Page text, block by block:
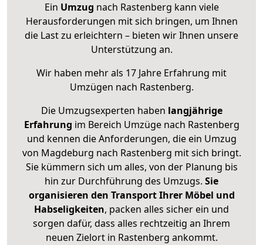
Ein Umzug nach Rastenberg kann viele
Herausforderungen mit sich bringen, um Ihnen
die Last zu erleichtern – bieten wir Ihnen unsere
Unterstützung an.
Wir haben mehr als 17 Jahre Erfahrung mit
Umzügen nach Rastenberg.
Die Umzugsexperten haben langjährige
Erfahrung im Bereich Umzüge nach Rastenberg
und kennen die Anforderungen, die ein Umzug
von Magdeburg nach Rastenberg mit sich bringt.
Sie kümmern sich um alles, von der Planung bis
hin zur Durchführung des Umzugs. Sie
organisieren den Transport Ihrer Möbel und
Habseligkeiten, packen alles sicher ein und
sorgen dafür, dass alles rechtzeitig an Ihrem
neuen Zielort in Rastenberg ankommt.